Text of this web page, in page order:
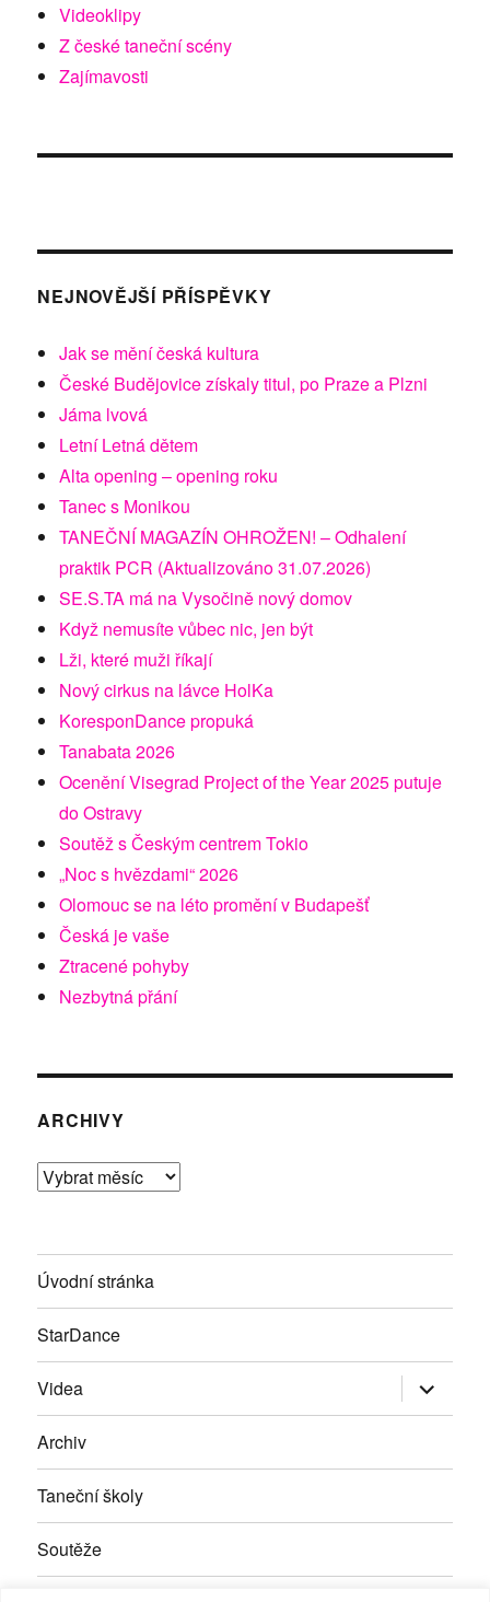
Videoklipy
Z české taneční scény
Zajímavosti
NEJNOVĚJŠÍ PŘÍSPĚVKY
Jak se mění česká kultura
České Budějovice získaly titul, po Praze a Plzni
Jáma lvová
Letní Letná dětem
Alta opening – opening roku
Tanec s Monikou
TANEČNÍ MAGAZÍN OHROŽEN! – Odhalení
praktik PCR (Aktualizováno 31.07.2026)
SE.S.TA má na Vysočině nový domov
Když nemusíte vůbec nic, jen být
Lži, které muži říkají
Nový cirkus na lávce HolKa
KoresponDance propuká
Tanabata 2026
Ocenění Visegrad Project of the Year 2025 putuje
do Ostravy
Soutěž s Českým centrem Tokio
„Noc s hvězdami“ 2026
Olomouc se na léto promění v Budapešť
Česká je vaše
Ztracené pohyby
Nezbytná přání
ARCHIVY
Archivy
Úvodní stránka
StarDance
Videa Zobrazit
položky
Archiv
Taneční školy
Soutěže